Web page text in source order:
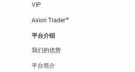
VIP
Axion Trader™
平台介绍
我们的优势
平台简介